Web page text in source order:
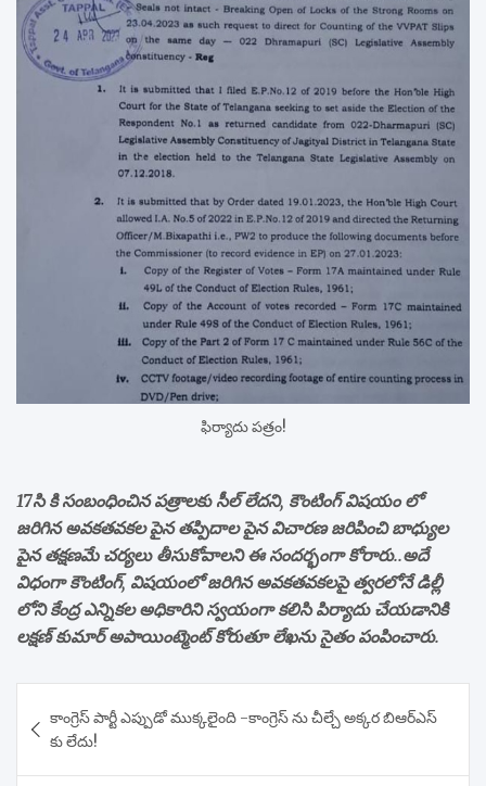
ఫిర్యాదు పత్రం!
17సి కి సంబంధించిన పత్రాలకు సీల్ లేదని, కౌంటింగ్ విషయం లో
జరిగిన అవకతవకల పైన తప్పిదాల పైన విచారణ జరిపించి బాధ్యుల
పైన తక్షణమే చర్యలు తీసుకోవాలని ఈ సందర్భంగా కోరారు..అదే
విధంగా కౌంటింగ్, విషయంలో జరిగిన అవకతవకలపై త్వరలోనే డిల్లీ
లోని కేంద్ర ఎన్నికల అధికారిని స్వయంగా కలిసి పిర్యాదు చేయడానికి
లక్షణ్ కుమార్ అపాయింట్మెంట్ కోరుతూ లేఖను సైతం పంపించారు.
navigation
కాంగ్రెస్ పార్టీ ఎప్పుడో ముక్కలైంది -కాంగ్రెస్ ను చీల్చే అక్కర బిఆర్ఎస్
కు లేదు!